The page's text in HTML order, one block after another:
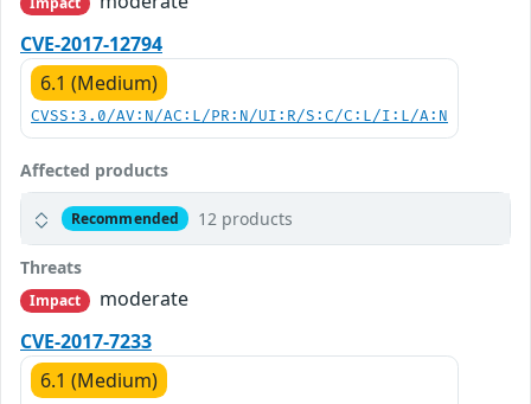
CVE-2017-12794
6.1 (Medium)
CVSS:3.0/AV:N/AC:L/PR:N/UI:R/S:C/C:L/I:L/A:N
Affected products
Recommended 12 products
Threats
Impact
moderate
CVE-2017-7233
6.1 (Medium)